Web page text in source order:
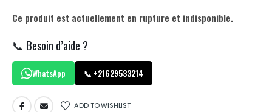
Ce produit est actuellement en rupture et indisponible.
📞 Besoin d’aide ?
WhatsApp 📞 +21629533214
ADD TO WISHLIST